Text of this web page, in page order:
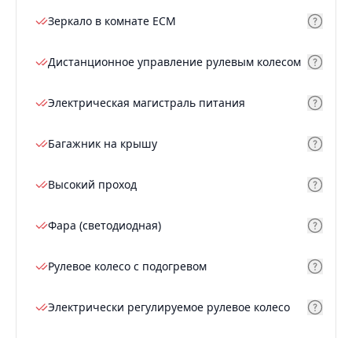
Зеркало в комнате ECM
Дистанционное управление рулевым колесом
Электрическая магистраль питания
Багажник на крышу
Высокий проход
Фара (светодиодная)
Рулевое колесо с подогревом
Электрически регулируемое рулевое колесо